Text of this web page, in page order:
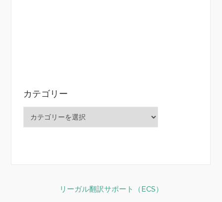
カテゴリー
リーガル翻訳サポート（ECS）